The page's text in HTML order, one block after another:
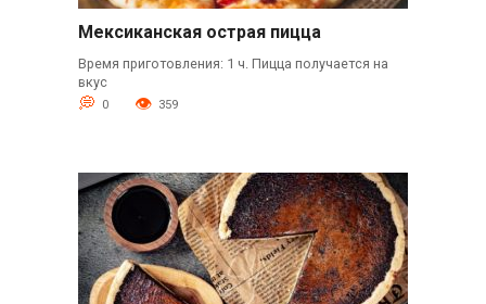
Мексиканская острая пицца
Время приготовления: 1 ч. Пицца получается на
вкус
0 359